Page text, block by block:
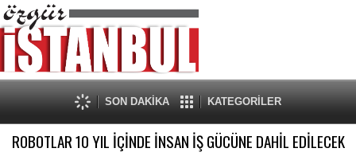
SON DAKİKA KATEGORİLER
ROBOTLAR 10 YIL İÇİNDE İNSAN İŞ GÜCÜNE DAHİL EDİLECEK